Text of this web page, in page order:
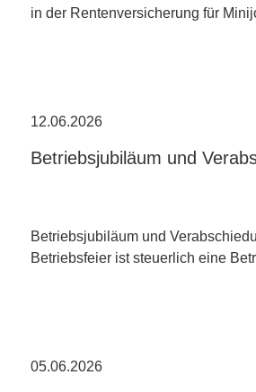
in der Rentenversicherung für
12.06.2026
Betriebsjubiläum und
Betriebsjubiläum und
Betriebsfeier ist steuerlich eine
05.06.2026